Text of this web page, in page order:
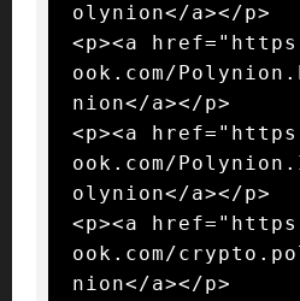
olynion</a></p>
<p><a
ook.com/
nion</a></p>
<p><a
ook.com/
olynion</a></p>
<p><a
ook.com/
nion</a></p>